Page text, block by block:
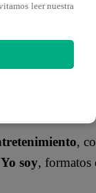
favoritos en
,
Yo soy, formatos
leer nuestra